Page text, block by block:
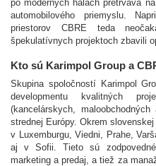
po moderných halách pretrváva
automobilového priemyslu.
priestorov CBRE teda
špekulatívnych projektoch zbavili
Kto sú Karimpol Group a
Skupina spoločností Karimpol
developmentu kvalitných
(kancelárskych,
strednej Európy. Okrem
v Luxemburgu, Viedni, Prahe,
aj v Sofii. Tieto sú
marketing a predaj, a tiež za